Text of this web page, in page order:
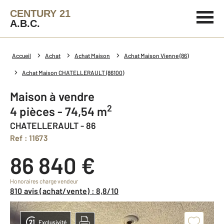
CENTURY 21
A.B.C.
Accueil Achat Achat Maison Achat Maison Vienne (86)
Achat Maison CHATELLERAULT (86100)
Maison à vendre
4 pièces - 74,54 m2
CHATELLERAULT - 86
Ref : 11673
86 840 €
Honoraires charge vendeur
810 avis (achat/vente) : 8,8/10
Exclusivité